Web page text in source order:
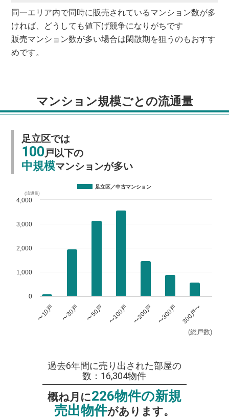
同一エリア内で同時に販売されているマンション数が多
ければ、どうしても値下げ競争になりがちです
販売マンション数が多い場合は閑散期を狙うのもおすす
めです。
マンション規模ごとの流通量
足立区では
100戸以下の
中規模マンションが多い
(総戸数)
(流通量)
足立区／中古マンション
〜10戸 〜30戸 〜50戸 〜100戸 〜200戸 〜300戸 300戸〜
0
1,000
2,000
3,000
4,000
過去6年間に売り出された部屋の
数：16,304物件
概ね月に226物件の新規
売出物件があります。